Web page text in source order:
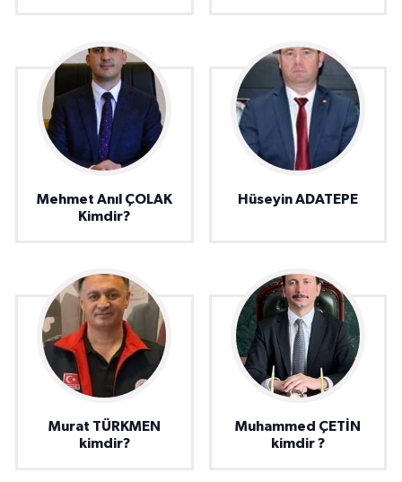
Mehmet Anıl ÇOLAK
Kimdir?
Hüseyin ADATEPE
Murat TÜRKMEN
kimdir?
Muhammed ÇETİN
kimdir ?